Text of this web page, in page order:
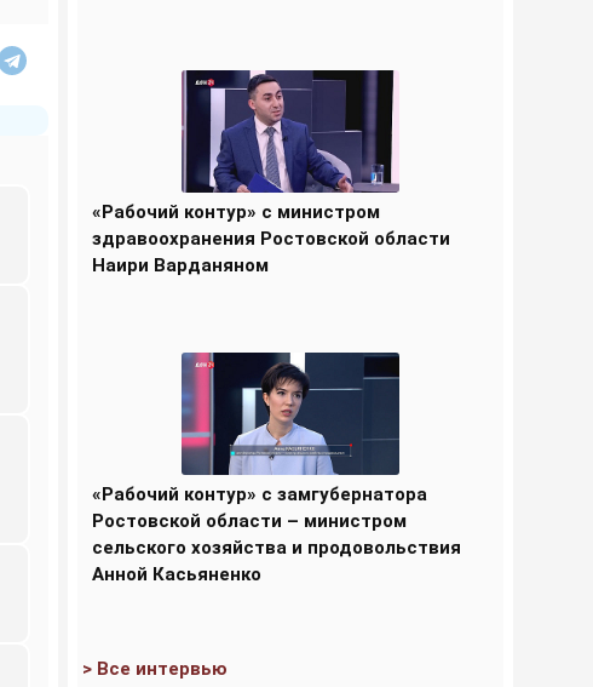
«Рабочий контур» с министром
здравоохранения Ростовской области
Наири Варданяном
«Рабочий контур» с замгубернатора
Ростовской области – министром
сельского хозяйства и продовольствия
Анной Касьяненко
> Все интервью